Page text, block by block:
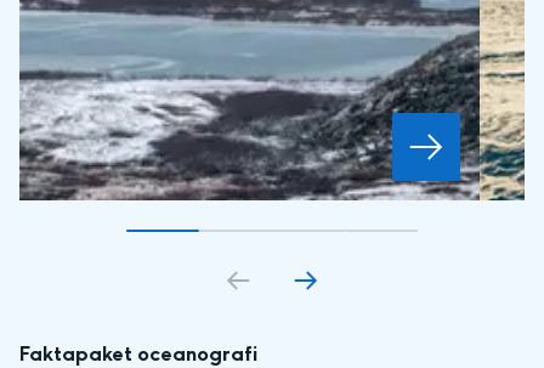
Gå till bildkort1
Gå till bildkort2
Gå till bildkort3
Gå till bildkort
Faktapaket oceanografi